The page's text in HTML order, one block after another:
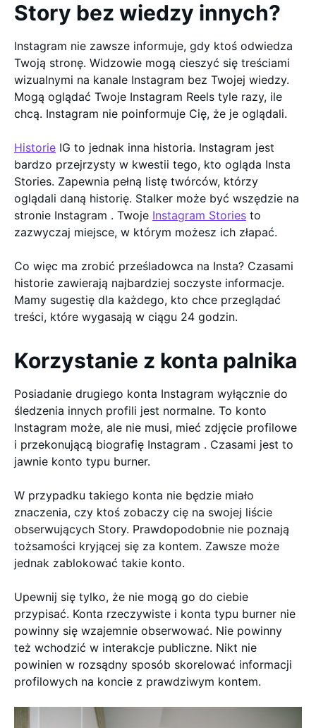
Story bez wiedzy innych?
Instagram nie zawsze informuje, gdy ktoś odwiedza
Twoją stronę. Widzowie mogą cieszyć się treściami
wizualnymi na kanale Instagram bez Twojej wiedzy.
Mogą oglądać Twoje Instagram Reels tyle razy, ile
chcą. Instagram nie poinformuje Cię, że je oglądali.
Historie IG to jednak inna historia. Instagram jest
bardzo przejrzysty w kwestii tego, kto ogląda Insta
Stories. Zapewnia pełną listę twórców, którzy
oglądali daną historię. Stalker może być wszędzie na
stronie Instagram . Twoje Instagram Stories to
zazwyczaj miejsce, w którym możesz ich złapać.
Co więc ma zrobić prześladowca na Insta? Czasami
historie zawierają najbardziej soczyste informacje.
Mamy sugestię dla każdego, kto chce przeglądać
treści, które wygasają w ciągu 24 godzin.
Korzystanie z konta palnika
Posiadanie drugiego konta Instagram wyłącznie do
śledzenia innych profili jest normalne. To konto
Instagram może, ale nie musi, mieć zdjęcie profilowe
i przekonującą biografię Instagram . Czasami jest to
jawnie konto typu burner.
W przypadku takiego konta nie będzie miało
znaczenia, czy ktoś zobaczy cię na swojej liście
obserwujących Story. Prawdopodobnie nie poznają
tożsamości kryjącej się za kontem. Zawsze może
jednak zablokować takie konto.
Upewnij się tylko, że nie mogą go do ciebie
przypisać. Konta rzeczywiste i konta typu burner nie
powinny się wzajemnie obserwować. Nie powinny
też wchodzić w interakcje publiczne. Nikt nie
powinien w rozsądny sposób skorelować informacji
profilowych na koncie z prawdziwym kontem.